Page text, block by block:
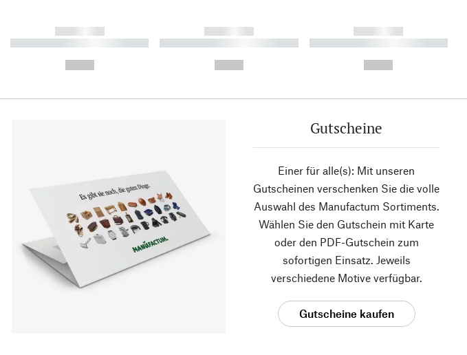
------------
----------- ----------- ----------
------------
----------- ----------- ----------
------------
----------- ----------- ----------
Gutscheine
Einer für alle(s): Mit unseren
Gutscheinen verschenken Sie die volle
Auswahl des Manufactum Sortiments.
Wählen Sie den Gutschein mit Karte
oder den PDF-Gutschein zum
sofortigen Einsatz. Jeweils
verschiedene Motive verfügbar.
Gutscheine kaufen